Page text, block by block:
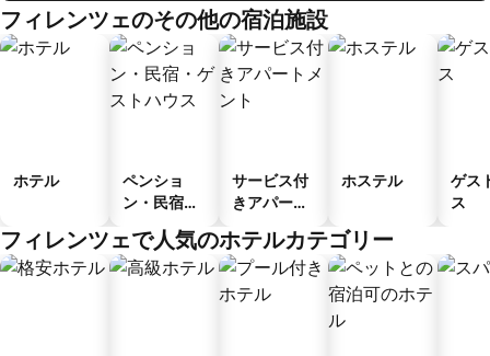
フィレンツェのその他の宿泊施設
ホテル
ペンショ
ン・民宿・
ス
サービス付
きアパート
ホステル
ゲス
ス
フィレンツェで人気のホテルカテゴリー